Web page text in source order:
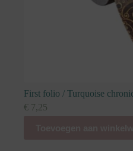
First folio / Turquoise
€ 7,25